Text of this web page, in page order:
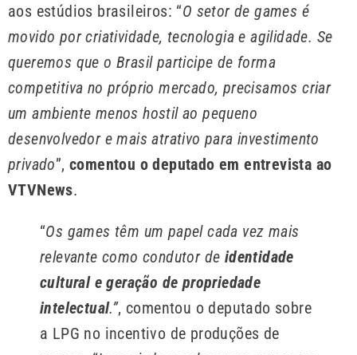
aos estúdios brasileiros: “O setor de games é
movido por criatividade, tecnologia e agilidade. Se
queremos que o Brasil participe de forma
competitiva no próprio mercado, precisamos criar
um ambiente menos hostil ao pequeno
desenvolvedor e mais atrativo para investimento
privado”,comentou o deputado em entrevista ao
VTVNews.
“Os games têm um papel cada vez mais
relevante como condutor de identidade
cultural e geração de propriedade
intelectual.”, comentou o deputado sobre
a LPG no incentivo de produções de